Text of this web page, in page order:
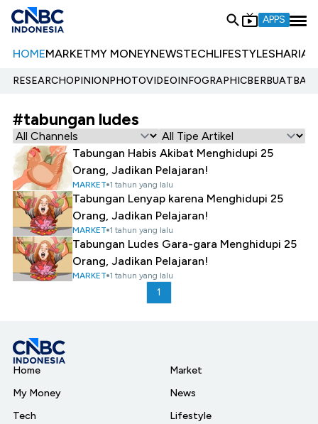
APPS
HOMEMARKETMY MONEYNEWSTECHLIFESTYLESHARIA
RESEARCHOPINIONPHOTOVIDEOINFOGRAPHIC
#tabungan ludes
Tabungan Habis Akibat Menghidupi 25
Orang, Jadikan Pelajaran!
MARKET 1 tahun yang lalu
Tabungan Lenyap karena Menghidupi 25
Orang, Jadikan Pelajaran!
MARKET 1 tahun yang lalu
Tabungan Ludes Gara-gara Menghidupi 25
Orang, Jadikan Pelajaran!
MARKET 1 tahun yang lalu
1
Home
My Money
Tech
Market
News
Lifestyle